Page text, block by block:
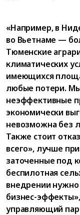
«Например, в
во Вьетнаме —
Тюменские
климатических
имеющихся
любые потери.
неэффективные
экономически
невозможна без
Также стоит
всего», лучше
заточенные под
беспилотная
внедрении нужно
бизнес-
управляющий